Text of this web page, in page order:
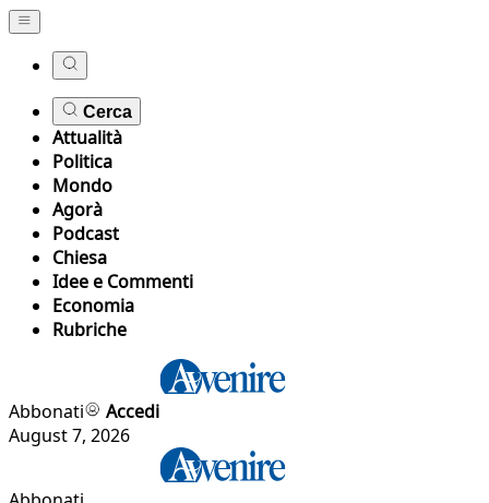
Cerca
Attualità
Politica
Mondo
Agorà
Podcast
Chiesa
Idee e Commenti
Economia
Rubriche
Abbonati
Accedi
August 7, 2026